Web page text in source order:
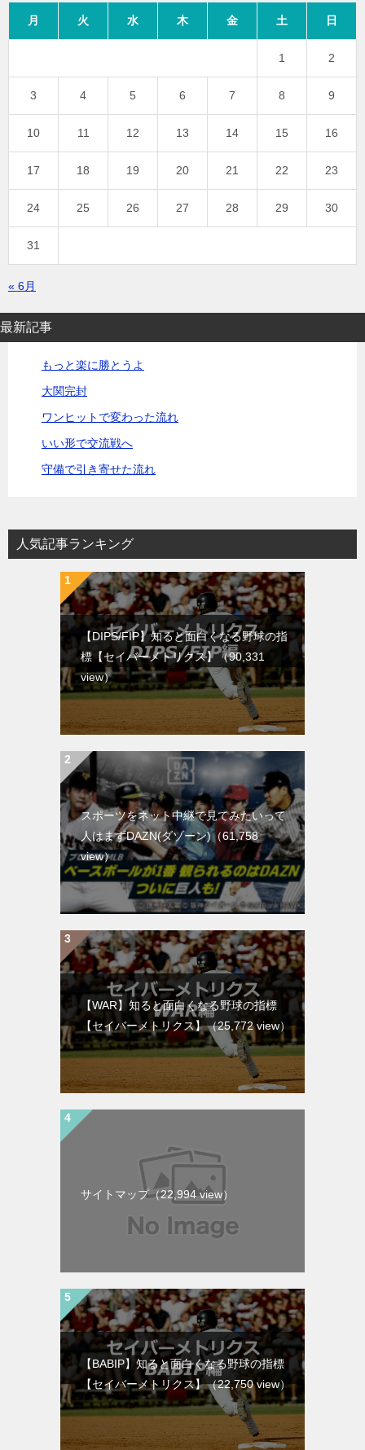
月 火 水 木 金 土 日
1 2
3 4 5 6 7 8 9
10 11 12 13 14 15 16
17 18 19 20 21 22 23
24 25 26 27 28 29 30
31
« 6月
最新記事
もっと楽に勝とうよ
大関完封
ワンヒットで変わった流れ
いい形で交流戦へ
守備で引き寄せた流れ
人気記事ランキング
【DIPS/FIP】知ると面白くなる野球の指
標【セイバーメトリクス】（90,331
view）
スポーツをネット中継で見てみたいって
人はまずDAZN(ダゾーン)（61,758
view）
【WAR】知ると面白くなる野球の指標
【セイバーメトリクス】（25,772 view）
サイトマップ（22,994 view）
【BABIP】知ると面白くなる野球の指標
【セイバーメトリクス】（22,750 view）